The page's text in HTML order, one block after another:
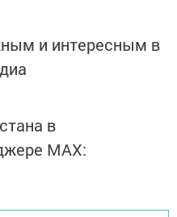
и интересным в
в
MАХ: